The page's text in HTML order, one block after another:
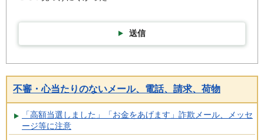
送信
不審・心当たりのないメール、電話、請求、荷物
「高額当選しました」「お金をあげます」詐欺メール、メッセ
ージ等に注意